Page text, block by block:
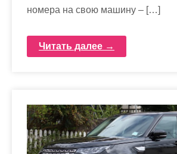
номера на свою машину – […]
Читать далее →